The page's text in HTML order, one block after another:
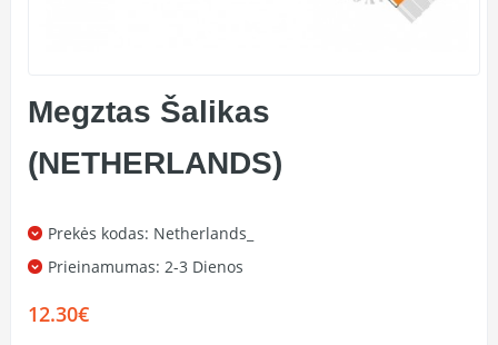
Megztas Šalikas
(NETHERLANDS)
Prekės kodas: Netherlands_
Prieinamumas: 2-3 Dienos
12.30€